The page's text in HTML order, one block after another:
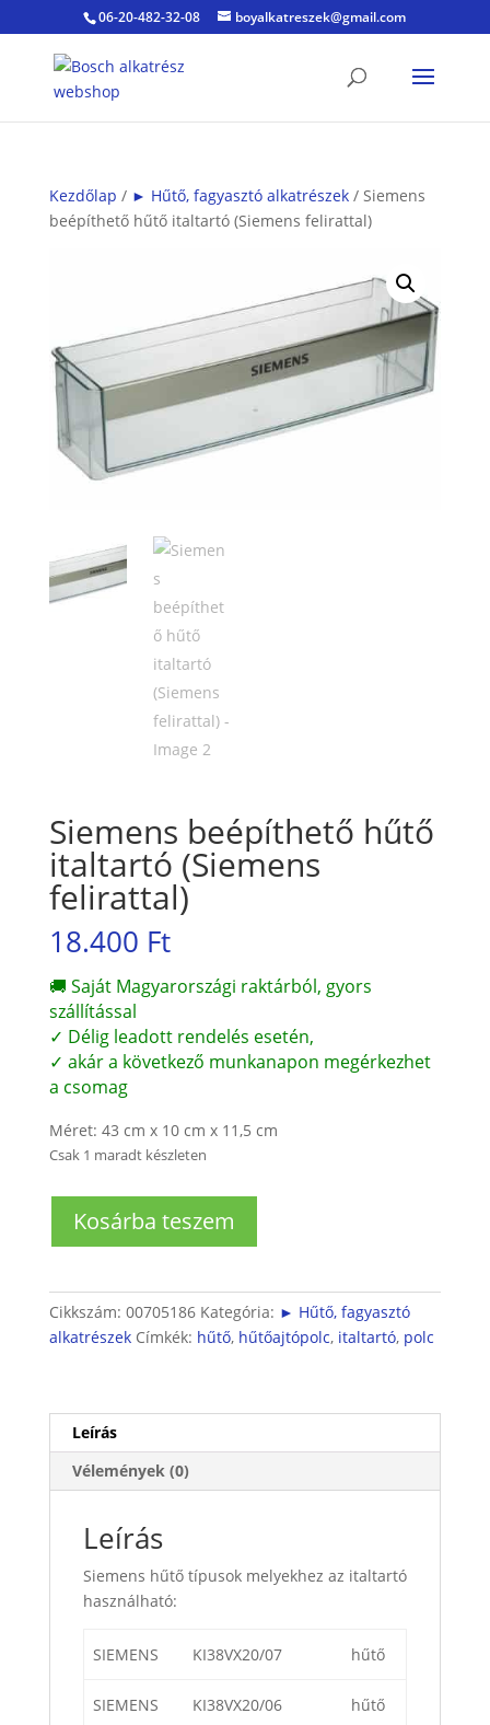
06-20-482-32-08 boyalkatreszek@gmail.com
Kezdőlap / ► Hűtő, fagyasztó alkatrészek/ Siemens
beépíthető hűtő italtartó (Siemens felirattal)
Siemens beépíthető hűtő
italtartó (Siemens
felirattal)
18.400 Ft
🚚 Saját Magyarországi raktárból, gyors
szállítással
✓ Délig leadott rendelés esetén,
✓ akár a következő munkanapon megérkezhet
a csomag
Méret: 43 cm x 10 cm x 11,5 cm
Csak 1 maradt készleten
beépíthető
(Siemens
felirattal)
Kosárba teszem
Cikkszám: 00705186 Kategória: ► Hűtő, fagyasztó
alkatrészek Címkék: hűtő, hűtőajtópolc, italtartó, polc
Leírás
Vélemények (0)
Leírás
Siemens hűtő típusok melyekhez az italtartó
használható:
SIEMENS KI38VX20/07 hűtő
SIEMENS KI38VX20/06 hűtő